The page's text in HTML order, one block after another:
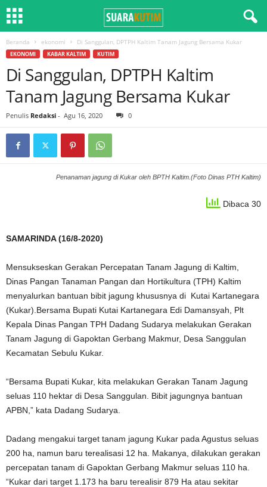
Beranda ekonomi Di Sanggulan, DPTPH Kaltim Tanam Jagung Bersama Kukar
EKONOMI KABAR KALTIM KUTIM
Di Sanggulan, DPTPH Kaltim
Tanam Jagung Bersama Kukar
Penulis Redaksi - Agu 16, 2020 0
Penanaman jagung di Kukar oleh BPTH Kaltim.(Foto Dinas PTH Kaltim)
Dibaca 30
SAMARINDA (16/8-2020)
Mensukseskan Gerakan Percepatan Tanam Jagung di Kaltim,
Dinas Pangan Tanaman Pangan dan Hortikultura (TPH) Kaltim
menyalurkan bantuan bibit jagung khususnya di Kutai Kartanegara
(Kukar).Bersama Bupati Kutai Kartanegara Edi Damansyah, Plt
Kepala Dinas Pangan TPH Dadang Sudarya melakukan Gerakan
Tanam Jagung di Gapoktan Gerbang Makmur, Desa Sanggulan
Kecamatan Sebulu Kukar.
“Bersama Bupati Kukar, kita melakukan Gerakan Tanam Jagung
seluas 110 hektar di Desa Sanggulan. Bibit jagungnya bantuan
APBN,” kata Dadang Sudarya.
Dadang mengakui target tanam jagung Kukar pada Agustus seluas
200 ha, namun baru terealisasi 12 ha. Makanya, dilakukan gerakan
percepatan tanam di Gapoktan Gerbang Makmur seluas 110 ha.
“Kukar dari target 1.173 ha baru terealisir 879 Ha atau sekitar